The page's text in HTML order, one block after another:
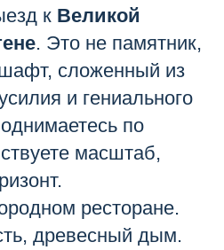
к Великой
. Это не памятник,
сложенный из
и гениального
по
масштаб,
ресторане.
древесный дым.